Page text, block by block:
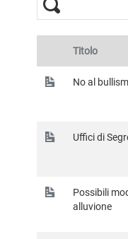
Titolo
No al
Uffici di
Possibili
alluvione